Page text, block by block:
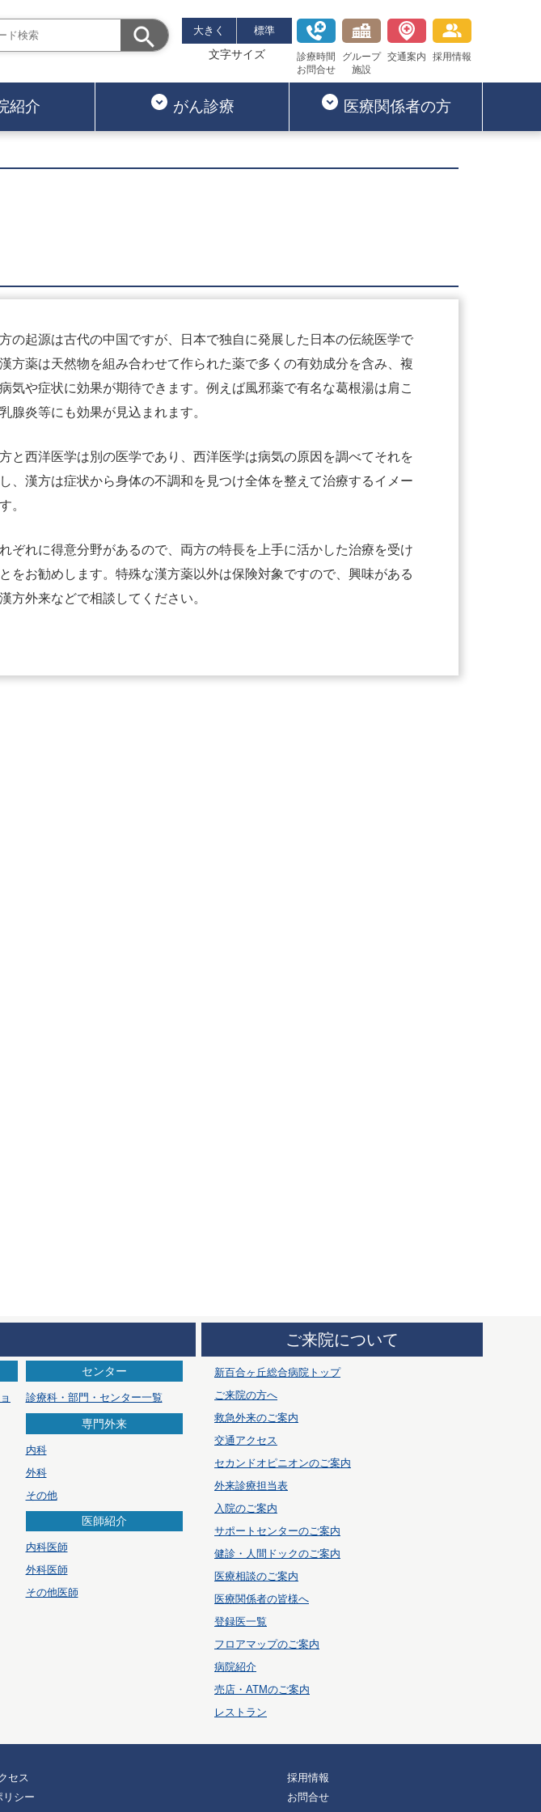
大きく 標準
文字サイズ
診療時間
お問合せ
グループ
施設
交通案内 採用情報
紹介 がん診療 医療関係者の方
の起源は古代の中国ですが、日本で独自に発展した日本の伝統医学で
方薬は天然物を組み合わせて作られた薬で多くの有効成分を含み、複
気や症状に効果が期待できます。例えば風邪薬で有名な葛根湯は肩こ
腺炎等にも効果が見込まれます。
と西洋医学は別の医学であり、西洋医学は病気の原因を調べてそれを
、漢方は症状から身体の不調和を見つけ全体を整えて治療するイメー
。
ぞれに得意分野があるので、両方の特長を上手に活かした治療を受け
をお勧めします。特殊な漢方薬以外は保険対象ですので、興味がある
方外来などで相談してください。
センター
診療科・部門・センター一覧
専門外来
内科
外科
その他
医師紹介
内科医師
外科医師
その他医師
ご来院について
新百合ヶ丘総合病院トップ
ご来院の方へ
救急外来のご案内
交通アクセス
セカンドオピニオンのご案内
外来診療担当表
入院のご案内
サポートセンターのご案内
健診・人間ドックのご案内
医療相談のご案内
医療関係者の皆様へ
登録医一覧
フロアマップのご案内
病院紹介
売店・ATMのご案内
レストラン
セス
採用情報
リシー お問合せ